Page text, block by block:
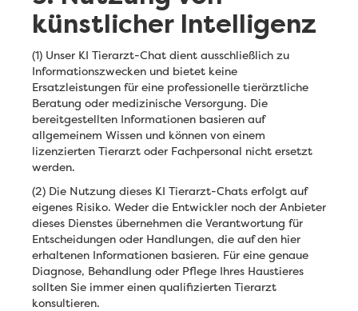
künstlicher Intelligenz
(1) Unser KI Tierarzt-Chat dient ausschließlich zu
Informationszwecken und bietet keine
Ersatzleistungen für eine professionelle tierärztliche
Beratung oder medizinische Versorgung. Die
bereitgestellten Informationen basieren auf
allgemeinem Wissen und können von einem
lizenzierten Tierarzt oder Fachpersonal nicht ersetzt
werden.
(2) Die Nutzung dieses KI Tierarzt-Chats erfolgt auf
eigenes Risiko. Weder die Entwickler noch der Anbieter
dieses Dienstes übernehmen die Verantwortung für
Entscheidungen oder Handlungen, die auf den hier
erhaltenen Informationen basieren. Für eine genaue
Diagnose, Behandlung oder Pflege Ihres Haustieres
sollten Sie immer einen qualifizierten Tierarzt
konsultieren.